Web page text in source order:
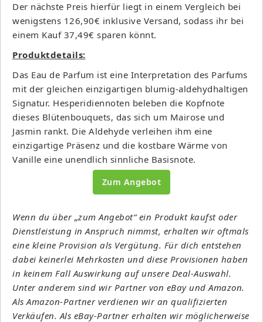
Der nächste Preis hierfür liegt in einem Vergleich bei
wenigstens 126,90€ inklusive Versand, sodass ihr bei
einem Kauf 37,49€ sparen könnt.
Produktdetails:
Das Eau de Parfum ist eine Interpretation des Parfums
mit der gleichen einzigartigen blumig-aldehydhaltigen
Signatur. Hesperidiennoten beleben die Kopfnote
dieses Blütenbouquets, das sich um Mairose und
Jasmin rankt. Die Aldehyde verleihen ihm eine
einzigartige Präsenz und die kostbare Wärme von
Vanille eine unendlich sinnliche Basisnote.
Zum Angebot
Wenn du über „zum Angebot“ ein Produkt kaufst oder
Dienstleistung in Anspruch nimmst, erhalten wir oftmals
eine kleine Provision als Vergütung. Für dich entstehen
dabei keinerlei Mehrkosten und diese Provisionen haben
in keinem Fall Auswirkung auf unsere Deal-Auswahl.
Unter anderem sind wir Partner von eBay und Amazon.
Als Amazon-Partner verdienen wir an qualifizierten
Verkäufen. Als eBay-Partner erhalten wir möglicherweise